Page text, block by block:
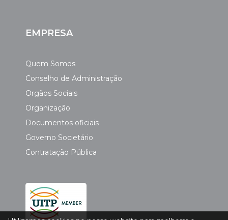
EMPRESA
Quem Somos
Conselho de Administração
Orgãos Sociais
Organização
Documentos oficiais
Governo Societário
Contratação Pública